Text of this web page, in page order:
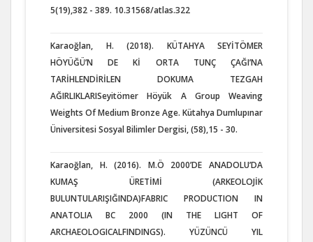
5(19),382 - 389. 10.31568/atlas.322
Karaoğlan, H. (2018). KÜTAHYA SEYİTÖMER
HÖYÜĞÜ’N DE Kİ ORTA TUNÇ ÇAĞI’NA
TARİHLENDİRİLEN DOKUMA TEZGAH
AĞIRLIKLARISeyitömer Höyük A Group Weaving
Weights Of Medium Bronze Age. Kütahya Dumlupınar
Üniversitesi Sosyal Bilimler Dergisi, (58),15 - 30.
Karaoğlan, H. (2016). M.Ö 2000’DE ANADOLU’DA
KUMAŞ ÜRETİMİ (ARKEOLOJİK
BULUNTULARIŞIĞINDA)FABRIC PRODUCTION IN
ANATOLIA BC 2000 (IN THE LIGHT OF
ARCHAEOLOGICALFINDINGS). YÜZÜNCÜ YIL